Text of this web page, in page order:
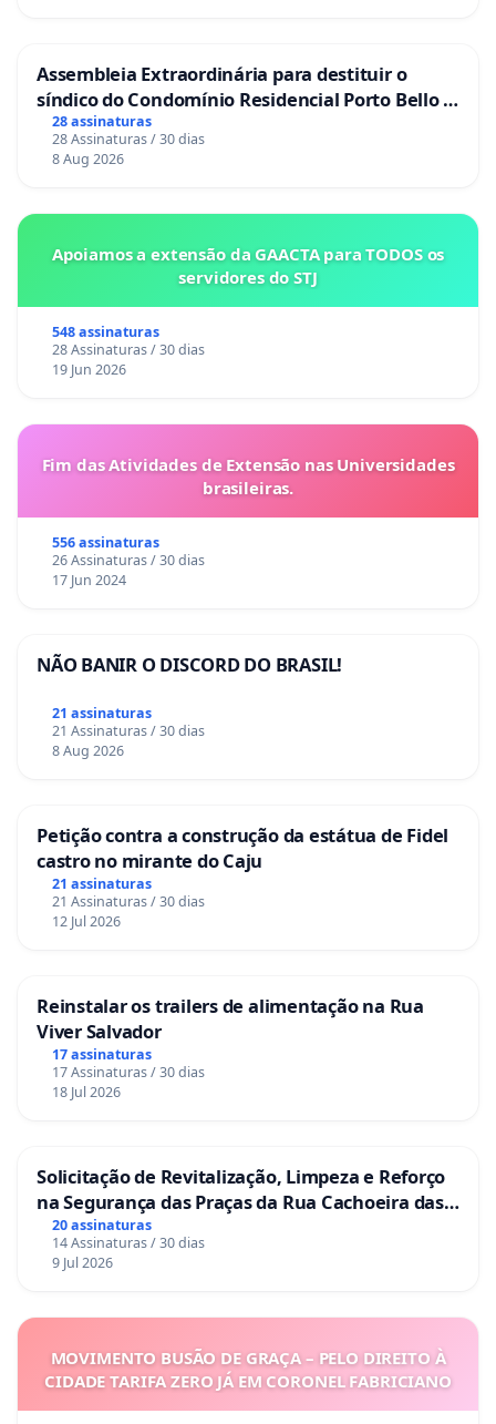
Assembleia Extraordinária para destituir o
síndico do Condomínio Residencial Porto Bello -
La Casa
28 assinaturas
28 Assinaturas / 30 dias
8 Aug 2026
Apoiamos a extensão da GAACTA para TODOS os
servidores do STJ
548 assinaturas
28 Assinaturas / 30 dias
19 Jun 2026
Fim das Atividades de Extensão nas Universidades
brasileiras.
556 assinaturas
26 Assinaturas / 30 dias
17 Jun 2024
NÃO BANIR O DISCORD DO BRASIL!
21 assinaturas
21 Assinaturas / 30 dias
8 Aug 2026
Petição contra a construção da estátua de Fidel
castro no mirante do Caju
21 assinaturas
21 Assinaturas / 30 dias
12 Jul 2026
Reinstalar os trailers de alimentação na Rua
Viver Salvador
17 assinaturas
17 Assinaturas / 30 dias
18 Jul 2026
Solicitação de Revitalização, Limpeza e Reforço
na Segurança das Praças da Rua Cachoeira das
Sete Ilhas
20 assinaturas
14 Assinaturas / 30 dias
9 Jul 2026
MOVIMENTO BUSÃO DE GRAÇA – PELO DIREITO À
CIDADE TARIFA ZERO JÁ EM CORONEL FABRICIANO